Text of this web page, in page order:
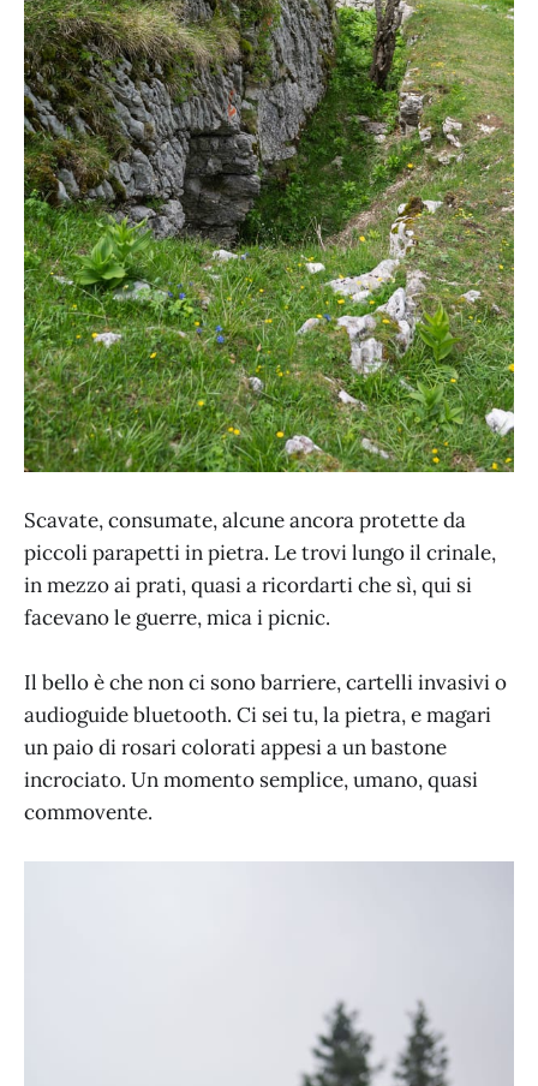
Scavate, consumate, alcune ancora protette da
piccoli parapetti in pietra. Le trovi lungo il crinale,
in mezzo ai prati, quasi a ricordarti che sì, qui si
facevano le guerre, mica i picnic.
Il bello è che non ci sono barriere, cartelli invasivi o
audioguide bluetooth. Ci sei tu, la pietra, e magari
un paio di rosari colorati appesi a un bastone
incrociato. Un momento semplice, umano, quasi
commovente.